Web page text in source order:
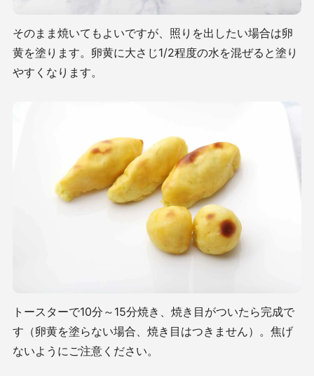
そのまま焼いてもよいですが、照りを出したい場合は卵
黄を塗ります。卵黄に大さじ1/2程度の水を混ぜると塗り
やすくなります。
トースターで10分～15分焼き、焼き目がついたら完成で
す（卵黄を塗らない場合、焼き目はつきません）。焦げ
ないようにご注意ください。